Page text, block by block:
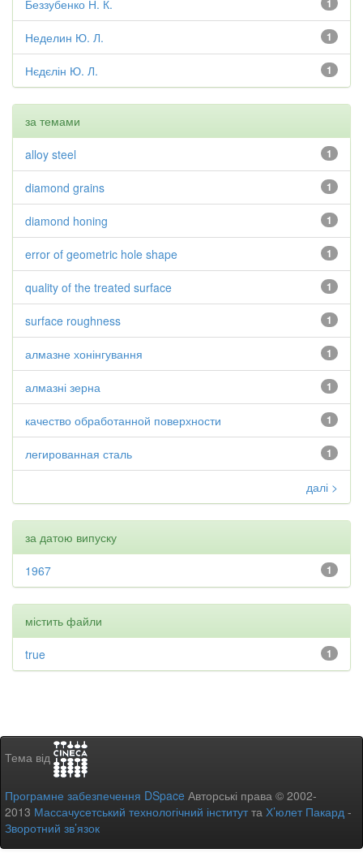
1
Беззубенко Н. К.
1
Неделин Ю. Л.
1
Нєдєлін Ю. Л.
за темами
1
alloy steel
1
diamond grains
1
diamond honing
1
error of geometric hole shape
1
quality of the treated surface
1
surface roughness
1
алмазне хонінгування
1
алмазні зерна
1
качество обработанной поверхности
1
легированная сталь
далі >
за датою випуску
1
1967
містить файли
1
true
Тема від
Програмне забезпечення DSpace Авторські права © 2002-
2013 Массачусетський технологічний інститутта Х’юлет Пакард -
Зворотний зв’язок